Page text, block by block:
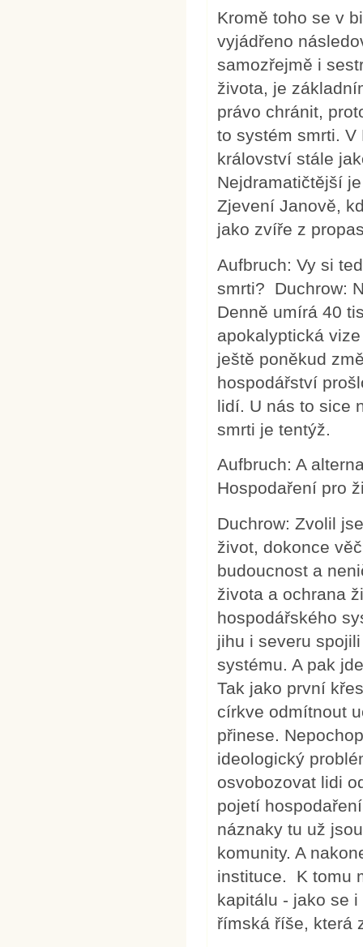
Kromě toho se v
vyjádřeno
samozřejmě i
života, je
právo chránit,
to systém smrti.
království stále
Nejdramatičtější
Zjevení Janově,
jako zvíře z
Aufbruch: Vy si
smrti? Duchrow:
Denně umírá 40
apokalyptická
ještě poněkud
hospodářství
lidí. U nás to sice
smrti je tentýž.
Aufbruch: A
Hospodaření pro
Duchrow: Zvolil
život, dokonce
budoucnost a
života a ochrana
hospodářského
jihu i severu
systému. A pak
Tak jako první
církve odmítnout
přinese.
ideologický
osvobozovat lidi
pojetí
náznaky tu už
komunity. A
instituce. K tomu
kapitálu - jako se
římská říše, která